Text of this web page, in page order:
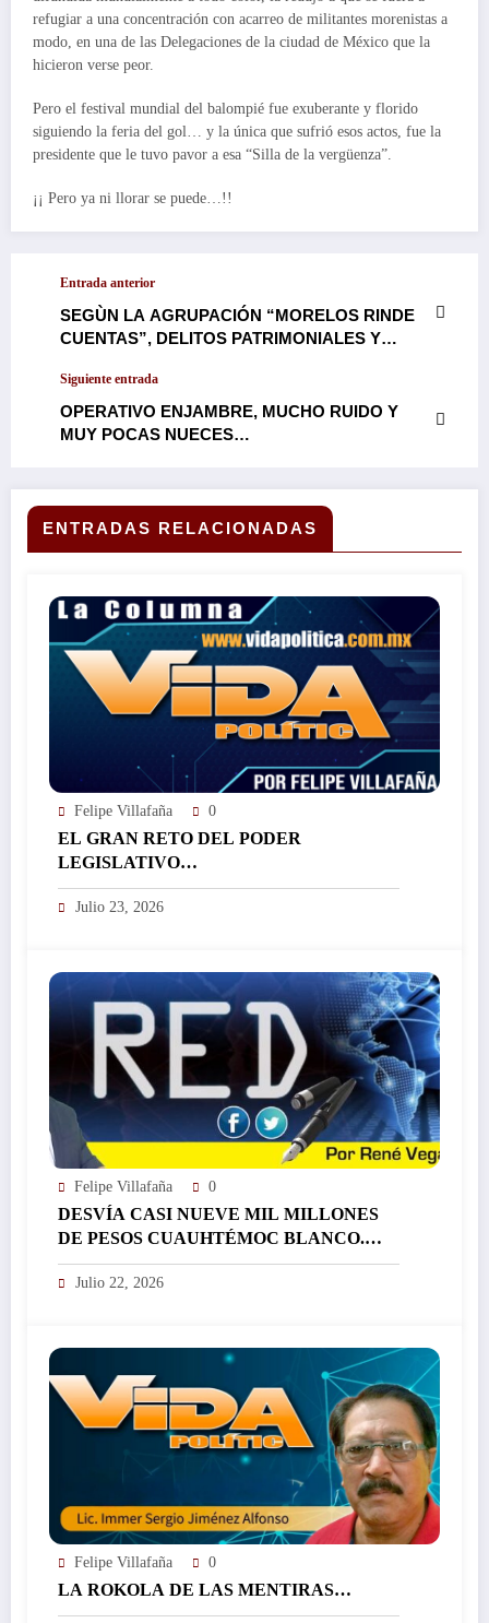
refugiar a una concentración con acarreo de militantes morenistas a
modo, en una de las Delegaciones de la ciudad de México que la
hicieron verse peor.
Pero el festival mundial del balompié fue exuberante y florido
siguiendo la feria del gol… y la única que sufrió esos actos, fue la
presidente que le tuvo pavor a esa “Silla de la vergüenza”.
¡¡ Pero ya ni llorar se puede…!!
Entrada anterior
SEGÙN LA AGRUPACIÓN “MORELOS RINDE
CUENTAS”, DELITOS PATRIMONIALES Y
COMETEN EN LA TIERRA DE ZAPATA…
Siguiente entrada
OPERATIVO ENJAMBRE, MUCHO RUIDO Y
MUY POCAS NUECES…
ENTRADAS RELACIONADAS
Felipe Villafaña 0
EL GRAN RETO DEL PODER
LEGISLATIVO…
Julio 23, 2026
Felipe Villafaña 0
DESVÍA CASI NUEVE MIL MILLONES
DE PESOS CUAUHTÉMOC BLANCO.
SUPERA A OTRO LADRÓN DE
NOMBRE GRACO RAMÍREZ…
Julio 22, 2026
Felipe Villafaña 0
LA ROKOLA DE LAS MENTIRAS…